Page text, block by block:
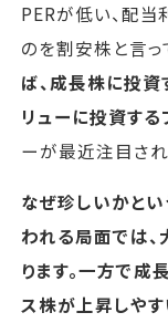
PERが低い、配
のを割安株と言っ
ば、成長株に投資
リューに投資する
ーが最近注目され
なぜ珍しいかとい
われる局面では
ります。一方で
ス株が上昇しや